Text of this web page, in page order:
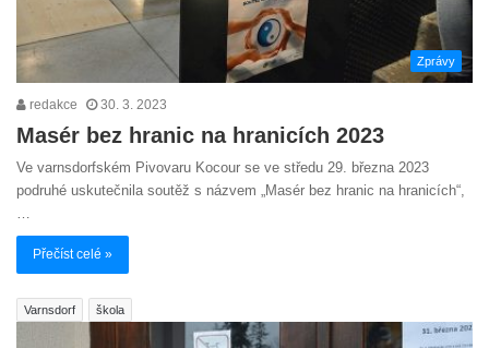
Zprávy
redakce 30. 3. 2023
Masér bez hranic na hranicích 2023
Ve varnsdorfském Pivovaru Kocour se ve středu 29. března 2023
podruhé uskutečnila soutěž s názvem „Masér bez hranic na hranicích“,
Přečíst celé »
Varnsdorf škola